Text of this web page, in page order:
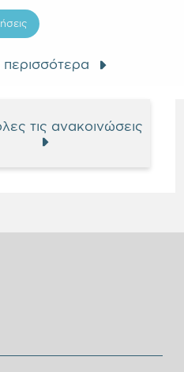
τις ανακοινώσεις